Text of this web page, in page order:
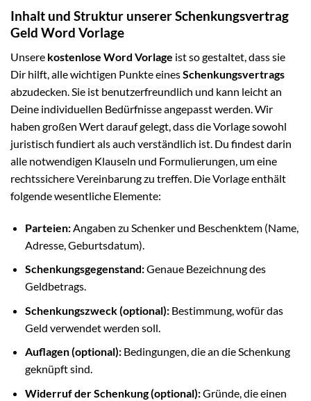
Inhalt und Struktur unserer Schenkungsvertrag
Geld Word Vorlage
Unsere kostenlose Word Vorlage ist so gestaltet, dass sie
Dir hilft, alle wichtigen Punkte einesSchenkungsvertrags
abzudecken. Sie ist benutzerfreundlich und kann leicht an
Deine individuellen Bedürfnisse angepasst werden. Wir
haben großen Wert darauf gelegt, dass die Vorlage sowohl
juristisch fundiert als auch verständlich ist. Du findest darin
alle notwendigen Klauseln und Formulierungen, um eine
rechtssichere Vereinbarung zu treffen. Die Vorlage enthält
folgende wesentliche Elemente:
Parteien:Angaben zu Schenker und Beschenktem (Name,
Adresse, Geburtsdatum).
Schenkungsgegenstand:Genaue Bezeichnung des
Geldbetrags.
Schenkungszweck (optional):Bestimmung, wofür das
Geld verwendet werden soll.
Auflagen (optional):Bedingungen, die an die Schenkung
geknüpft sind.
Widerruf der Schenkung (optional):Gründe, die einen